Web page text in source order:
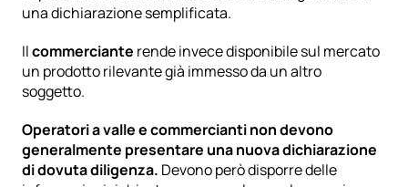
una dichiarazione semplificata.
Il commerciante rende invece disponibile sul mercato
un prodotto rilevante già immesso da un altro
soggetto.
Operatori a valle e commercianti non devono
generalmente presentare una nuova dichiarazione
di dovuta diligenza. Devono però disporre delle